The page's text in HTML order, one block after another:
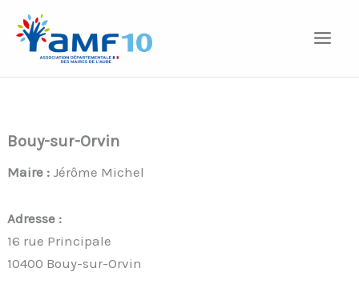
contenu
Bouy-sur-Orvin
Maire :Jérôme Michel
Adresse :
16 rue Principale
10400 Bouy-sur-Orvin